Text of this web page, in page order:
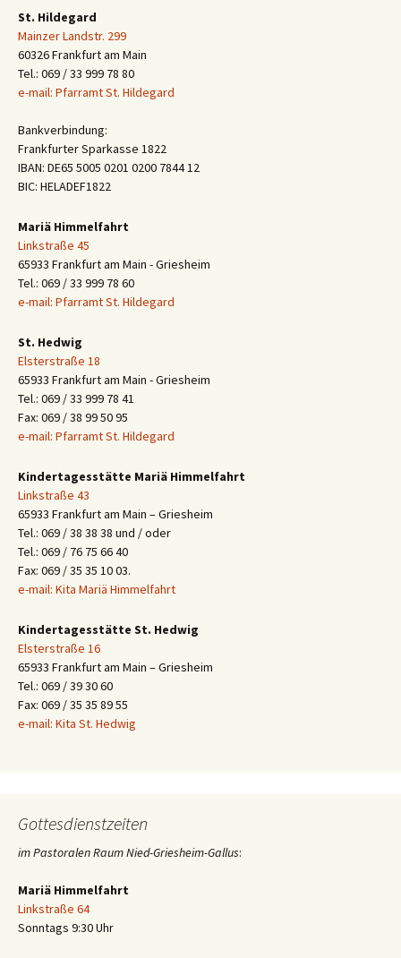
St. Hildegard
Mainzer Landstr. 299
60326 Frankfurt am Main
Tel.: 069 / 33 999 78 80
e-mail: Pfarramt St. Hildegard
Bankverbindung:
Frankfurter Sparkasse 1822
IBAN: DE65 5005 0201 0200 7844 12
BIC: HELADEF1822
Mariä Himmelfahrt
Linkstraße 45
65933 Frankfurt am Main - Griesheim
Tel.: 069 / 33 999 78 60
e-mail: Pfarramt St. Hildegard
St. Hedwig
Elsterstraße 18
65933 Frankfurt am Main - Griesheim
Tel.: 069 / 33 999 78 41
Fax: 069 / 38 99 50 95
e-mail: Pfarramt St. Hildegard
Kindertagesstätte Mariä Himmelfahrt
Linkstraße 43
65933 Frankfurt am Main – Griesheim
Tel.: 069 / 38 38 38 und / oder
Tel.: 069 / 76 75 66 40
Fax: 069 / 35 35 10 03.
e-mail: Kita Mariä Himmelfahrt
Kindertagesstätte St. Hedwig
Elsterstraße 16
65933 Frankfurt am Main – Griesheim
Tel.: 069 / 39 30 60
Fax: 069 / 35 35 89 55
e-mail: Kita St. Hedwig
Gottesdienstzeiten
im Pastoralen Raum Nied-Griesheim-Gallus:
Mariä Himmelfahrt
Linkstraße 64
Sonntags 9:30 Uhr